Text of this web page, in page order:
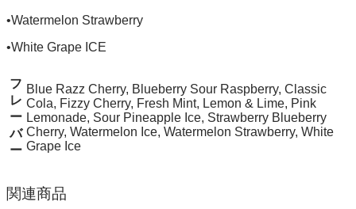
•Watermelon Strawberry
•White Grape ICE
フ
レ
ー
バ
ー
Blue Razz Cherry, Blueberry Sour Raspberry, Classic
Cola, Fizzy Cherry, Fresh Mint, Lemon & Lime, Pink
Lemonade, Sour Pineapple Ice, Strawberry Blueberry
Cherry, Watermelon Ice, Watermelon Strawberry, White
Grape Ice
関連商品